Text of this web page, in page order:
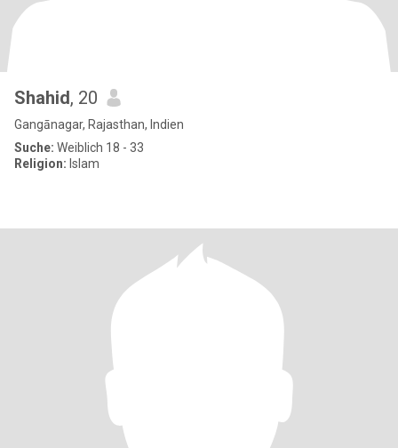
Shahid, 20
Gangānagar, Rajasthan, Indien
Suche: Weiblich 18 - 33
Religion: Islam